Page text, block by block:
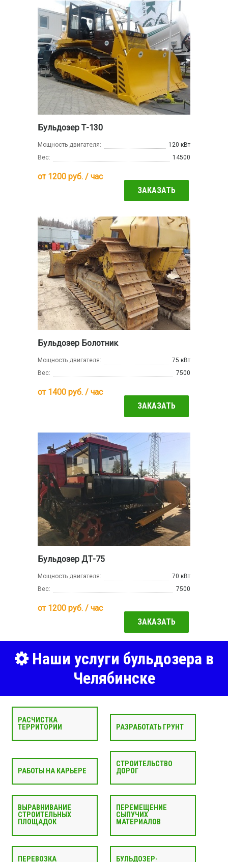
Бульдозер Т-130
Мощность двигателя:
120 кВт
Вес:
14500
от 1200 руб. / час
ЗАКАЗАТЬ
Бульдозер Болотник
Мощность двигателя:
75 кВт
Вес:
7500
от 1400 руб. / час
ЗАКАЗАТЬ
Бульдозер ДТ-75
Мощность двигателя:
70 кВт
Вес:
7500
от 1200 руб. / час
ЗАКАЗАТЬ
Наши услуги бульдозера в
Челябинске
РАСЧИСТКА
ТЕРРИТОРИИ
РАЗРАБОТАТЬ ГРУНТ
РАБОТЫ НА КАРЬЕРЕ
СТРОИТЕЛЬСТВО
ДОРОГ
ВЫРАВНИВАНИЕ
СТРОИТЕЛЬНЫХ
ПЛОЩАДОК
ПЕРЕМЕЩЕНИЕ
СЫПУЧИХ
МАТЕРИАЛОВ
ПЕРЕВОЗКА
БУЛЬДОЗЕР-